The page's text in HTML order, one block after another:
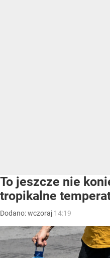
To jeszcze nie
tropikalne
Dodano:wczoraj 14:19